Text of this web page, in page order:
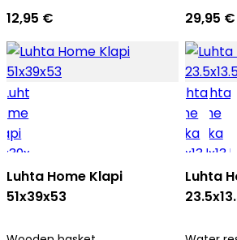
12,95 € 29,95 €
Luhta Home Klapi
51x39x53
Luhta